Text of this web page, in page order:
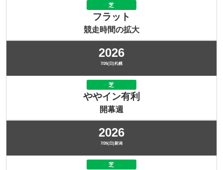
芝
フラット
競走時間の拡大
2026
7/26(日)札幌
芝
ややイン有利
開幕週
2026
7/26(日)新潟
芝